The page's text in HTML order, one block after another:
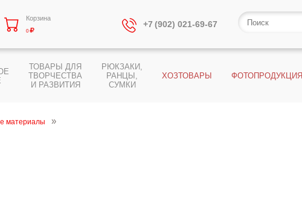
Корзина
0
+7 (902) 021-69-67
ТОВАРЫ ДЛЯ
ТВОРЧЕСТВА
И РАЗВИТИЯ
РЮКЗАКИ,
РАНЦЫ,
СУМКИ
ХОЗТОВАРЫ ФОТОПРОДУКЦИЯ
материалы